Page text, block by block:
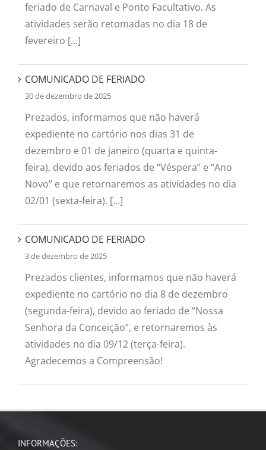
feriado de Carnaval e Ponto Facultativo. As
atividades serão retomadas no dia 18 de
fevereiro [...]
COMUNICADO DE FERIADO
30 de dezembro de 2025
Prezados, informamos que não haverá
expediente no cartório nos dias 31 de
dezembro e 01 de janeiro (quarta e quinta-
feira), devido aos feriados de “Véspera” e “Ano
Novo” e que retornaremos as atividades no dia
02/01 (sexta-feira). [...]
COMUNICADO DE FERIADO
3 de dezembro de 2025
Prezados clientes, informamos que não haverá
expediente no cartório no dia 8 de dezembro
(segunda-feira), devido ao feriado de “Nossa
Senhora da Conceição”, e retornaremos às
atividades no dia 09/12 (terça-feira).
Agradecemos a Compreensão!
INFORMAÇÕES: